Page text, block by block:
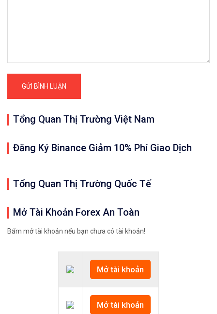
Tổng Quan Thị Trường Việt Nam
Đăng Ký Binance Giảm 10% Phí Giao Dịch
Tổng Quan Thị Trường Quốc Tế
Mở Tài Khoản Forex An Toàn
Bấm mở tài khoản nếu bạn chưa có tài khoản!
Mở tài khoản
Mở tài khoản